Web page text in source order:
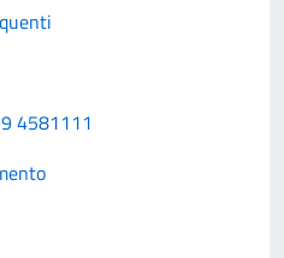
4581111